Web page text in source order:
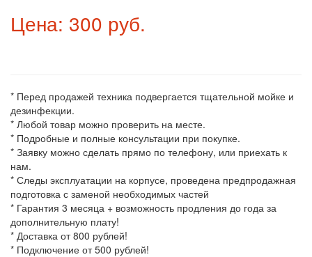
Цена: 300 руб.
* Перед продажей техника подвергается тщательной мойке и
дезинфекции.
* Любой товар можно проверить на месте.
* Подробные и полные консультации при покупке.
* Заявку можно сделать прямо по телефону, или приехать к
нам.
* Следы эксплуатации на корпусе, проведена предпродажная
подготовка с заменой необходимых частей
* Гарантия 3 месяца + возможность продления до года за
дополнительную плату!
* Доставка от 800 рублей!
* Подключение от 500 рублей!